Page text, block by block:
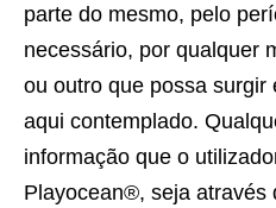
parte do mesmo, pelo
necessário, por qualquer
ou outro que possa
aqui contemplado.
informação que o
Playocean®, seja através